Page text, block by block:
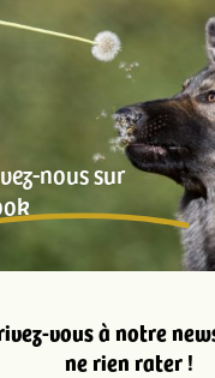
nous sur
vous à notre
ne rien rater !